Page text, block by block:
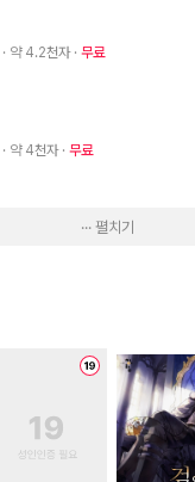
· 약 4.2천자 무료
· 약 4천자 무료
··· 펼치기